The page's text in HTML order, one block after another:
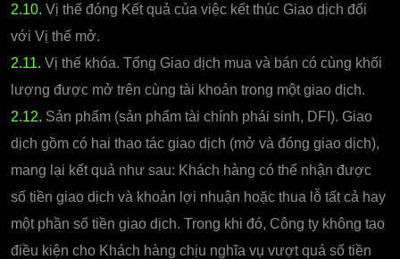
2.10. Vị thế đóng Kết quả của việc kết thúc Giao dịch đối
với Vị thế mở.
2.11. Vị thế khóa. Tổng Giao dịch mua và bán có cùng khối
lượng được mở trên cùng tài khoản trong một giao dịch.
2.12. Sản phẩm (sản phẩm tài chính phái sinh, DFI). Giao
dịch gồm có hai thao tác giao dịch (mở và đóng giao dịch),
mang lại kết quả như sau: Khách hàng có thể nhận được
số tiền giao dịch và khoản lợi nhuận hoặc thua lỗ tất cả hay
một phần số tiền giao dịch. Trong khi đó, Công ty không tạo
điều kiện cho Khách hàng chịu nghĩa vụ vượt quá số tiền